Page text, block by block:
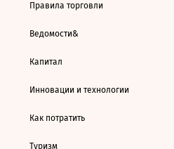
Правила торговли
Ведомости&
Капитал
Инновации и технологии
Как потратить
Туризм